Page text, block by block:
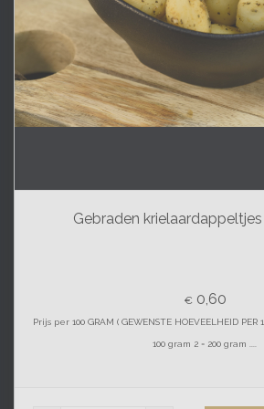
Gebraden
€0,60
Prijs per 100 GRAM ( GEWENSTE HOEVEELHEID PER
100 gram 2 = 200 gram ....